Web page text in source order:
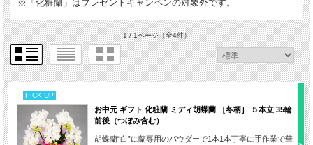
※「化粧蘭」はプレゼントキャンペンの対象外です。
1 / 1ページ（全4件）
PICK UP
お中元 ギフト 化粧蘭 ミディ胡蝶蘭 ［冬柄］ ５本立 35輪
前後（つぼみ含む）
胡蝶蘭“白”に蘭専用のパウダーで1本1本丁寧に手作業で華